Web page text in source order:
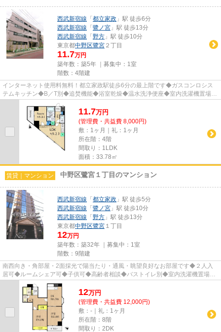
西武新宿線 「 都立家政 」駅 徒歩6分
西武新宿線 「 鷺ノ宮 」駅 徒歩13分
西武新宿線 「 野方 」駅 徒歩10分
東京都中野区鷺宮 ２丁目
11.7万円
築年数：築5年 ｜募集中： 1室
階数：4階建
インターネット使用料無料！都立家政駅徒歩6分の最上階です◆ガスコンロシス
テムキッチン◆B／T別◆追焚機能◆浴室乾燥◆温水洗浄便座◆室内洗濯機置場◆
ＣＳ・ＢＳ端子・ＣＡＴＶ◆オートロッ...
11.7万円
(管理費・共益費 8,000円)
敷：1ヶ月｜礼：1ヶ月
所在階：4階
間取り：1LDK
面積：33.78㎡
賃貸｜マンション 中野区鷺宮１丁目のマンション
西武新宿線 「 都立家政 」駅 徒歩5分
西武新宿線 「 鷺ノ宮 」駅 徒歩10分
西武新宿線 「 野方 」駅 徒歩13分
東京都中野区鷺宮 １丁目
12万円
築年数：築32年 ｜募集中： 1室
階数：9階建
南西向き・角部屋・2面採光で陽当たり・通風・眺望良好なお部屋です◆２人入
居可◆ルームシェア可◆子供可◆高齢者相談◆バストイレ別◆室内洗濯機置場◆
出窓◆エアコン◆インターネット対応（...
12万円
(管理費・共益費 12,000円)
敷：-｜礼：1ヶ月
所在階：8階
間取り：2DK